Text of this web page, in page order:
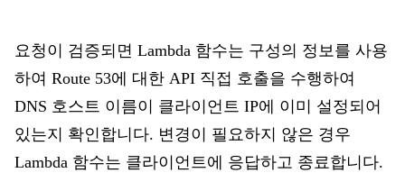
요청이 검증되면 Lambda 함수는 구성의 정보를 사용
하여 Route 53에 대한 API 직접 호출을 수행하여
DNS 호스트 이름이 클라이언트 IP에 이미 설정되어
있는지 확인합니다. 변경이 필요하지 않은 경우
Lambda 함수는 클라이언트에 응답하고 종료합니다.